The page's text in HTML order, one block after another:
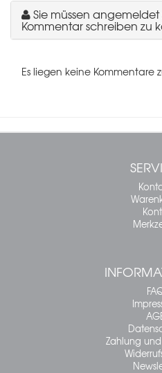
Sie müssen
Kommentar schreiben zu
Es liegen keine Kommentare
Zahlung